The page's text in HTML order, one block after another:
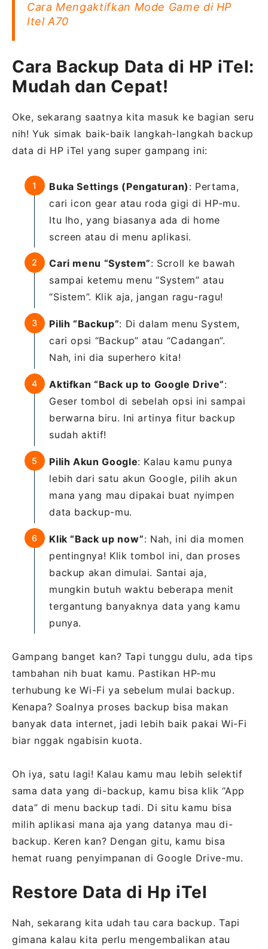
Cara Mengaktifkan Mode Game di HP
Itel A70
Cara Backup Data di HP iTel:
Mudah dan Cepat!
Oke, sekarang saatnya kita masuk ke bagian seru
nih! Yuk simak baik-baik langkah-langkah backup
data di HP iTel yang super gampang ini:
Buka Settings (Pengaturan) : Pertama,
cari icon gear atau roda gigi di HP-mu.
Itu lho, yang biasanya ada di home
screen atau di menu aplikasi.
Cari menu “System”: Scroll ke bawah
sampai ketemu menu “System” atau
“Sistem”. Klik aja, jangan ragu-ragu!
Pilih “Backup”: Di dalam menu System,
cari opsi “Backup” atau “Cadangan”.
Nah, ini dia superhero kita!
Aktifkan “Back up to Google Drive”:
Geser tombol di sebelah opsi ini sampai
berwarna biru. Ini artinya fitur backup
sudah aktif!
Pilih Akun Google: Kalau kamu punya
lebih dari satu akun Google, pilih akun
mana yang mau dipakai buat nyimpen
data backup-mu.
Klik “Back up now”: Nah, ini dia momen
pentingnya! Klik tombol ini, dan proses
backup akan dimulai. Santai aja,
mungkin butuh waktu beberapa menit
tergantung banyaknya data yang kamu
punya.
Gampang banget kan? Tapi tunggu dulu, ada tips
tambahan nih buat kamu. Pastikan HP-mu
terhubung ke Wi-Fi ya sebelum mulai backup.
Kenapa? Soalnya proses backup bisa makan
banyak data internet, jadi lebih baik pakai Wi-Fi
biar nggak ngabisin kuota.
Oh iya, satu lagi! Kalau kamu mau lebih selektif
sama data yang di-backup, kamu bisa klik “App
data” di menu backup tadi. Di situ kamu bisa
milih aplikasi mana aja yang datanya mau di-
backup. Keren kan? Dengan gitu, kamu bisa
hemat ruang penyimpanan di Google Drive-mu.
Restore Data di Hp iTel
Nah, sekarang kita udah tau cara backup. Tapi
gimana kalau kita perlu mengembalikan atau